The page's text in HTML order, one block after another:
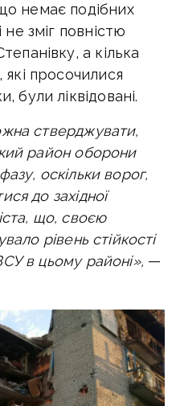
немає подібних
не зміг повністю
а кілька
які просочилися
були ліквідовані.
стверджувати,
район оборони
оскільки ворог,
до західної
що, своєю
рівень стійкості
в цьому районі», —